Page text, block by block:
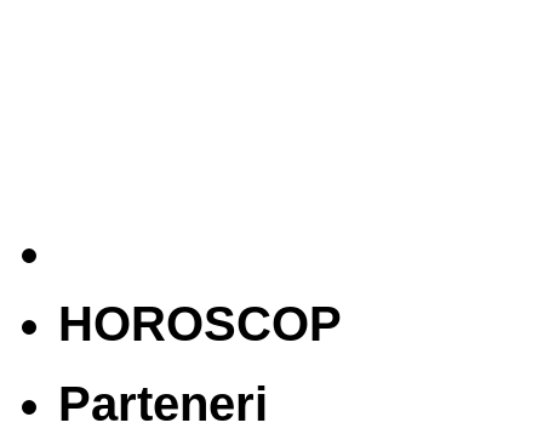
HOROSCOP
Parteneri